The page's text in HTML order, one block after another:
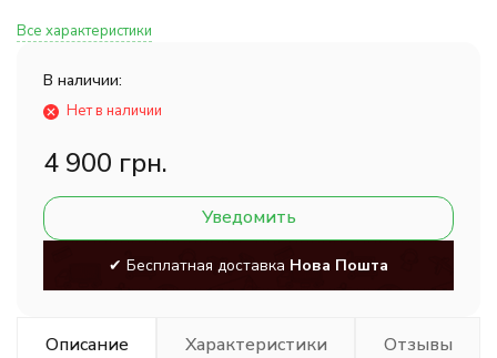
Все характеристики
В наличии:
Нет в наличии
4 900 грн.
Уведомить
✔ Бесплатная доставка Нова Пошта
Описание Характеристики Отзывы